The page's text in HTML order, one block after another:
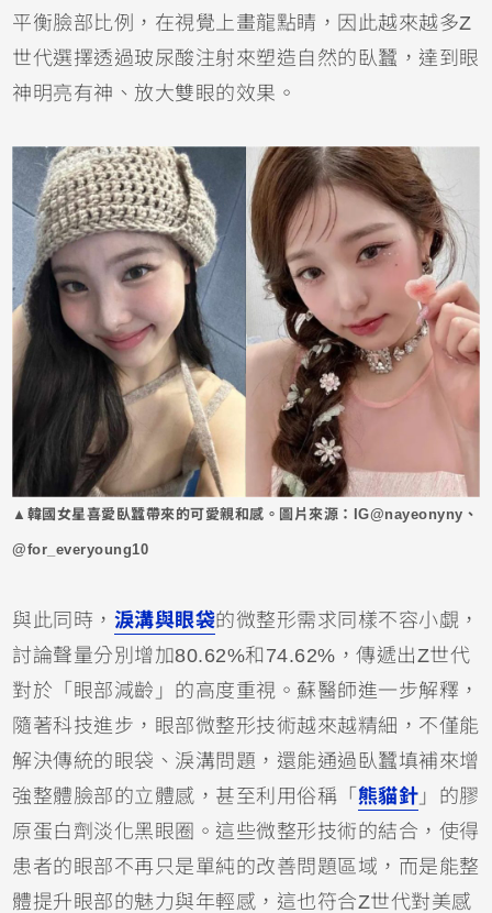
平衡臉部比例，在視覺上畫龍點睛，因此越來越多Z
世代選擇透過玻尿酸注射來塑造自然的臥蠶，達到眼
神明亮有神、放大雙眼的效果。
▲韓國女星喜愛臥蠶帶來的可愛親和感。圖片來源：IG@nayeonyny、
@for_everyoung10
與此同時， 淚溝與眼袋的微整形需求同樣不容小覷，
討論聲量分別增加80.62%和74.62%，傳遞出Z世代
對於「眼部減齡」的高度重視。蘇醫師進一步解釋，
隨著科技進步，眼部微整形技術越來越精細，不僅能
解決傳統的眼袋、淚溝問題，還能通過臥蠶填補來增
強整體臉部的立體感，甚至利用俗稱「 熊貓針 」的膠
原蛋白劑淡化黑眼圈。這些微整形技術的結合，使得
患者的眼部不再只是單純的改善問題區域，而是能整
體提升眼部的魅力與年輕感，這也符合Z世代對美感